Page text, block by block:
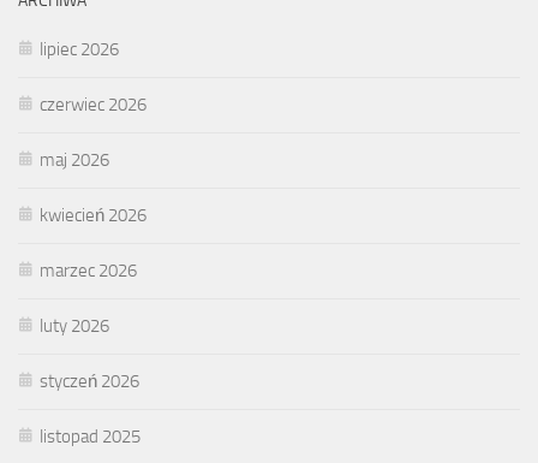
lipiec 2026
czerwiec 2026
maj 2026
kwiecień 2026
marzec 2026
luty 2026
styczeń 2026
listopad 2025